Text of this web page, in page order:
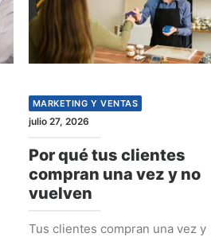
MARKETING Y VENTAS
julio 27, 2026
Por qué tus clientes
compran una vez y no
vuelven
Tus clientes compran una vez y